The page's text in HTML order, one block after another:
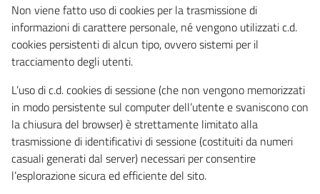
Non viene fatto uso di cookies per la trasmissione di
informazioni di carattere personale, né vengono utilizzati c.d.
cookies persistenti di alcun tipo, ovvero sistemi per il
tracciamento degli utenti.
L’uso di c.d. cookies di sessione (che non vengono memorizzati
in modo persistente sul computer dell’utente e svaniscono con
la chiusura del browser) è strettamente limitato alla
trasmissione di identificativi di sessione (costituiti da numeri
casuali generati dal server) necessari per consentire
l’esplorazione sicura ed efficiente del sito.